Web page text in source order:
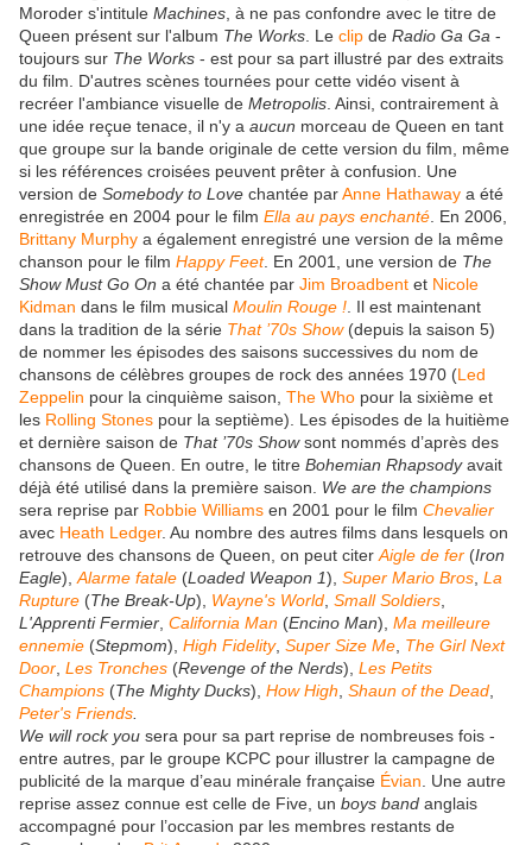
Moroder s'intitule Machines , à ne pas confondre avec le titre de
Queen présent sur l'album The Works . Le clip de Radio Ga Ga -
toujours sur The Works - est pour sa part illustré par des extraits
du film. D'autres scènes tournées pour cette vidéo visent à
recréer l'ambiance visuelle de Metropolis . Ainsi, contrairement à
une idée reçue tenace, il n'y a aucun morceau de Queen en tant
que groupe sur la bande originale de cette version du film, même
si les références croisées peuvent prêter à confusion. Une
version de Somebody to Love chantée parAnne Hathaway a été
enregistrée en 2004 pour le film Ella au pays enchanté . En 2006,
Brittany Murphy a également enregistré une version de la même
chanson pour le film Happy Feet. En 2001, une version de The
Show Must Go On a été chantée par Jim Broadbent et Nicole
Kidman dans le film musical Moulin Rouge ! . Il est maintenant
dans la tradition de la série That ’70s Show(depuis la saison 5)
de nommer les épisodes des saisons successives du nom de
chansons de célèbres groupes de rock des années 1970 (Led
Zeppelin pour la cinquième saison, The Who pour la sixième et
les Rolling Stones pour la septième). Les épisodes de la huitième
et dernière saison de That ’70s Showsont nommés d’après des
chansons de Queen. En outre, le titre Bohemian Rhapsodyavait
déjà été utilisé dans la première saison. We are the champions
sera reprise par Robbie Williams en 2001 pour le film Chevalier
avec Heath Ledger. Au nombre des autres films dans lesquels on
retrouve des chansons de Queen, on peut citer Aigle de fer (Iron
Eagle), Alarme fatale (Loaded Weapon 1), Super Mario Bros La
Rupture (The Break-Up), Wayne's World Small Soldiers
L'Apprenti Fermier California Man (Encino Man), Ma meilleure
ennemie (Stepmom), High Fidelity, Super Size Me The Girl Next
Door Les Tronches (Revenge of the Nerds), Les Petits
Champions (The Mighty Ducks), How High Shaun of the Dead
Peter's Friends
We will rock you sera pour sa part reprise de nombreuses fois -
entre autres, par le groupe KCPC pour illustrer la campagne de
publicité de la marque d’eau minérale française Évian . Une autre
reprise assez connue est celle de Five, un boys band anglais
accompagné pour l’occasion par les membres restants de